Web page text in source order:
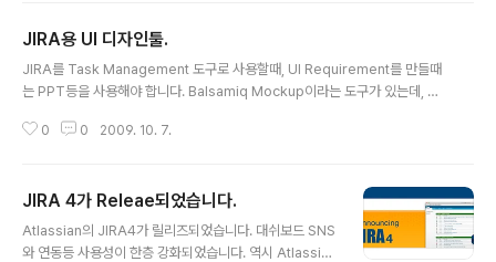
하게 만들어 나갈것. 즉 고객이나 다른 사람에게 요구 사항 정의에 대해 의존하
지 말고, 커뮤니케이션, 가정, 레퍼런스를 통하여 스스로 요구 사항을 정리할 수
있도록 해야 한다. 완벽하지 않은 요구 사항에 대해서는 1. 고객에게 요구 사항
JIRA용 UI 디자인툴.
JIRA를 Task Management 도구로 사용할때, UI Requirement를 만들때
는 PPT등을 사용해야 합니다. Balsamiq Mockup이라는 도구가 있는데, 이
습니다. http://www.vimeo.com/1696395?pg=embed&sec=16963
0 0 2009. 10. 7.
JIRA 4가 Releae되었습니다.
Atlassian의 JIRA4가 릴리즈되었습니다. 대쉬보드 SNS
와 연동등 사용성이 한층 강화되었습니다. 역시 Atlassian